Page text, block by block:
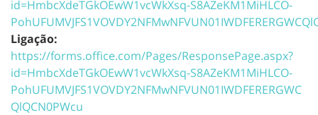
id=HmbcXdeTGkOEwW1vcWkXsq-S8AZeKM1MiHLCO-
Ligação:
https://forms.office.com/Pages/ResponsePage.aspx?
id=HmbcXdeTGkOEwW1vcWkXsq-S8AZeKM1MiHLCO-
PohUFUMVJFS1VOVDY2NFMwNFVUN01IWDFERERGWC
QlQCN0PWcu